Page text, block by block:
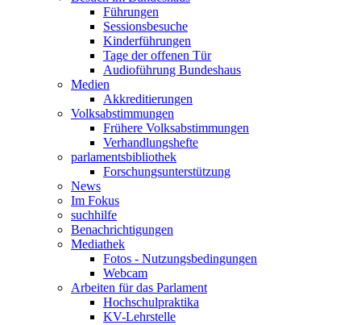
Führungen
Sessionsbesuche
Kinderführungen
Tage der offenen Tür
Audioführung Bundeshaus
Medien
Akkreditierungen
Volksabstimmungen
Frühere Volksabstimmungen
Verhandlungshefte
parlamentsbibliothek
Forschungsunterstützung
News
Im Fokus
suchhilfe
Benachrichtigungen
Mediathek
Fotos - Nutzungsbedingungen
Webcam
Arbeiten für das Parlament
Hochschulpraktika
KV-Lehrstelle